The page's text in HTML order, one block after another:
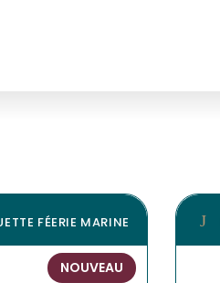
FÉERIE MARINE
NOUVEAU